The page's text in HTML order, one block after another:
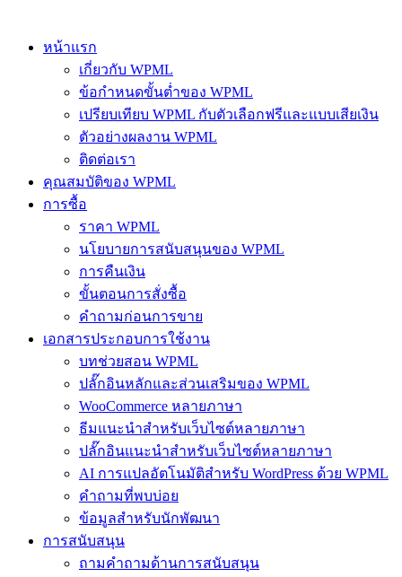
หน้าแรก
เกี่ยวกับ WPML
ข้อกำหนดขั้นต่ำของ WPML
เปรียบเทียบ WPML กับตัวเลือกฟรีและแบบเสียเงิน
ตัวอย่างผลงาน WPML
ติดต่อเรา
คุณสมบัติของ WPML
การซื้อ
ราคา WPML
นโยบายการสนับสนุนของ WPML
การคืนเงิน
ขั้นตอนการสั่งซื้อ
คำถามก่อนการขาย
เอกสารประกอบการใช้งาน
บทช่วยสอน WPML
ปลั๊กอินหลักและส่วนเสริมของ WPML
WooCommerce หลายภาษา
ธีมแนะนำสำหรับเว็บไซต์หลายภาษา
ปลั๊กอินแนะนำสำหรับเว็บไซต์หลายภาษา
AI การแปลอัตโนมัติสำหรับ WordPress ด้วย WPML
คำถามที่พบบ่อย
ข้อมูลสำหรับนักพัฒนา
การสนับสนุน
ถามคำถามด้านการสนับสนุน